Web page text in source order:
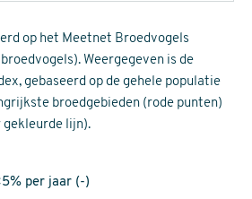
op het Meetnet Broedvogels
Weergegeven is de
gebaseerd op de gehele populatie
broedgebieden (rode punten)
gekleurde lijn).
per jaar (-)